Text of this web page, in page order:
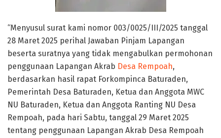
“Menyusul surat kami nomor 003/0025/III/2025 tanggal
28 Maret 2025 perihal Jawaban Pinjam Lapangan
beserta suratnya yang tidak mengabulkan permohonan
penggunaan Lapangan Akrab Desa Rempoah,
berdasarkan hasil rapat Forkompinca Baturaden,
Pemerintah Desa Baturaden, Ketua dan Anggota MWC
NU Baturaden, Ketua dan Anggota Ranting NU Desa
Rempoah, pada hari Sabtu, tanggal 29 Maret 2025
tentang penggunaan Lapangan Akrab Desa Rempoah